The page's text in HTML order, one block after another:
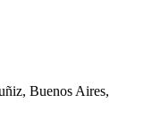
Buenos Aires,